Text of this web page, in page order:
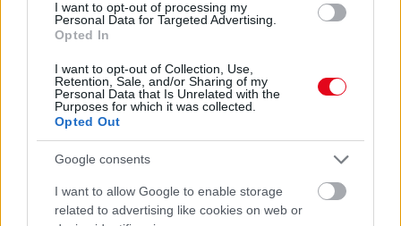
I want to opt-out of processing my
Personal Data for Targeted Advertising.
Opted In
I want to opt-out of Collection, Use,
Retention, Sale, and/or Sharing of my
Personal Data that Is Unrelated with the
Purposes for which it was collected.
Opted Out
Google consents
I want to allow Google to enable storage
related to advertising like cookies on web or
24 ÓRA TOVÁBBI HÍREI
24 óra